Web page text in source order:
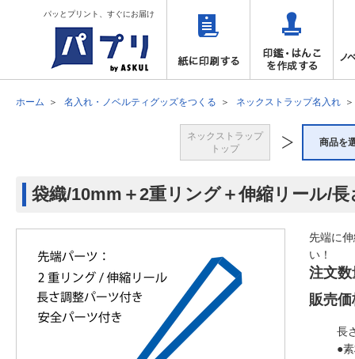
パッとプリント、すぐにお届け
ホーム 名入れ・ノベルティグッズをつくる ネックストラップ名入れ
ネックストラップ
トップ
商品を
袋織/10mm＋2重リング＋伸縮リール/
先端に
い！
注文数
販売価
長
●